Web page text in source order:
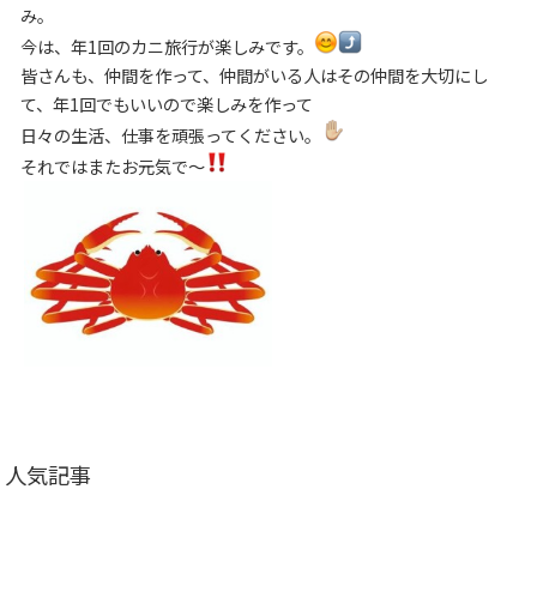
み。
今は、年1回のカニ旅行が楽しみです。
皆さんも、仲間を作って、仲間がいる人はその仲間を大切にし
て、年1回でもいいので楽しみを作って
日々の生活、仕事を頑張ってください。
それではまたお元気で～
人気記事